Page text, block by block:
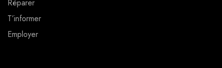
Réparer
T’informer
Employer